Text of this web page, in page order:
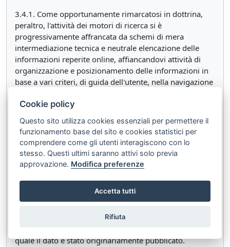
3.4.1. Come opportunamente rimarcatosi in dottrina,
peraltro, l'attività dei motori di ricerca si è
progressivamente affrancata da schemi di mera
intermediazione tecnica e neutrale elencazione delle
informazioni reperite online, affiancandovi attività di
organizzazione e posizionamento delle informazioni in
base a vari criteri, di guida dell'utente, nella navigazione
indicizzate, a formare un vero e proprio archivio, più o
meno duraturo, dei contenuti della rete. Il gestore del
motore di ricerca ha assunto, così, un ruolo sempre
meno "passivo" nella erogazione del servizio. Tanto che
- come si è già anticipato - l'attività del motore di ricerca
consistente nel trovare informazioni pubblicate online
da terzi, indicizzarle, memorizzarle temporaneamente e
metterle a disposizione degli utenti secondo un ordine
di preferenza deve essere qualificata come "trattamento
il titolare; trattamento, questo, distinto e diverso da
quale il dato è stato originariamente pubblicato.
Cookie policy
Questo sito utilizza cookies essenziali per permettere il
funzionamento base del sito e cookies statistici per
comprendere come gli utenti interagiscono con lo
stesso. Questi ultimi saranno attivi solo previa
approvazione. Modifica preferenze
Accetta tutti
Rifiuta